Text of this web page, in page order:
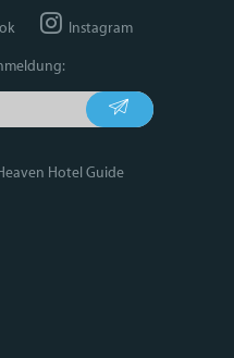
Instagram
Hotel Guide